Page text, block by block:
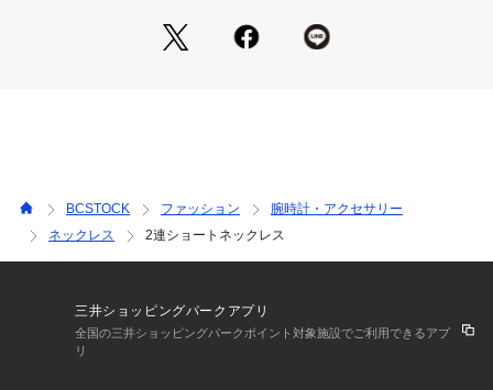
接店舗へお問い合わせの際はB.C STOCK店舗へお願い致しま
BCSTOCK ファッション
腕時計・アクセサリー
ネックレス
2連ショートネックレス
三井ショッピングパークアプリ
全国の三井ショッピングパークポイント対象施設でご利用できるアプ
リ